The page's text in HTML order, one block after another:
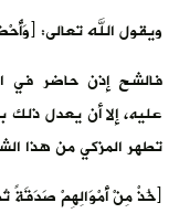
ويقول الله تعالى:
فالشح إذن حاضر في
عليه، إلا أن يعدل
تطهر المزكي من هذا
﴿خُذْ مِنْ أَمْوَالِهِمْ صَدَقَةً